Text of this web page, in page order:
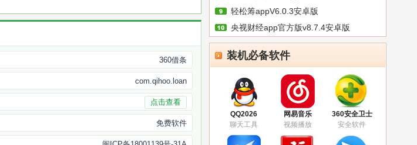
轻松筹appV6.0.3安卓版
央视财经app官方版v8.7.4安卓版
装机必备软件
QQ2026
聊天工具
网易音乐
视频播放
360安全卫士
安全软件
360借条
com.qihoo.loan
点击查看
免费软件